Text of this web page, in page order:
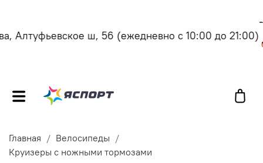
Алтуфьевское ш, 56(ежедневно с 10:00 до 21:00)
Главная
Велосипеды
Круизеры с ножными тормозами